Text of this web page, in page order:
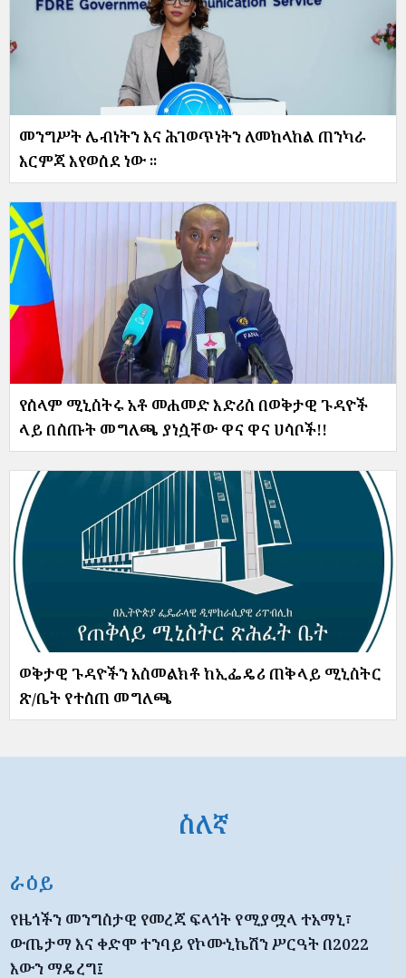
መንግሥት ሌብነትን እና ሕገወጥነትን ለመከላከል ጠንካራ
እርምጃ እየወሰደ ነው ፡፡
የሰላም ሚኒስትሩ አቶ መሐመድ እድሪስ በወቅታዊ ጉዳዮች
ላይ በሰጡት መግለጫ ያነሷቸው ዋና ዋና ሀሳቦች!!
ወቅታዊ ጉዳዮችን አስመልክቶ ከኢፌዴሪ ጠቅላይ ሚኒስትር
ጽ/ቤት የተሰጠ መግለጫ
ስለኛ
ራዕይ
የዜጎችን መንግስታዊ የመረጃ ፍላጎት የሚያሟላ ተአማኒ፣
ውጤታማ እና ቀድሞ ተንባይ የኮሙኒኬሽን ሥርዓት በ2022
እውን ማዴረግ፤